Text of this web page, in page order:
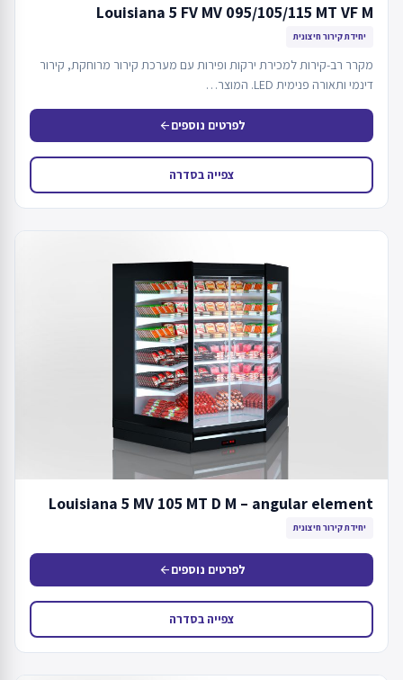
Louisiana 5 FV MV 095/105/115 MT VF M
יחידת קירור חיצונית
מקרר רב-קירות למכירת ירקות ופירות עם מערכת קירור מרוחקת, קירור
דינמי ותאורה פנימית LED. המוצר…
לפרטים נוספיםarrow_back
צפייה בסדרה
Louisiana 5 MV 105 MT D M – angular element
יחידת קירור חיצונית
לפרטים נוספיםarrow_back
צפייה בסדרה